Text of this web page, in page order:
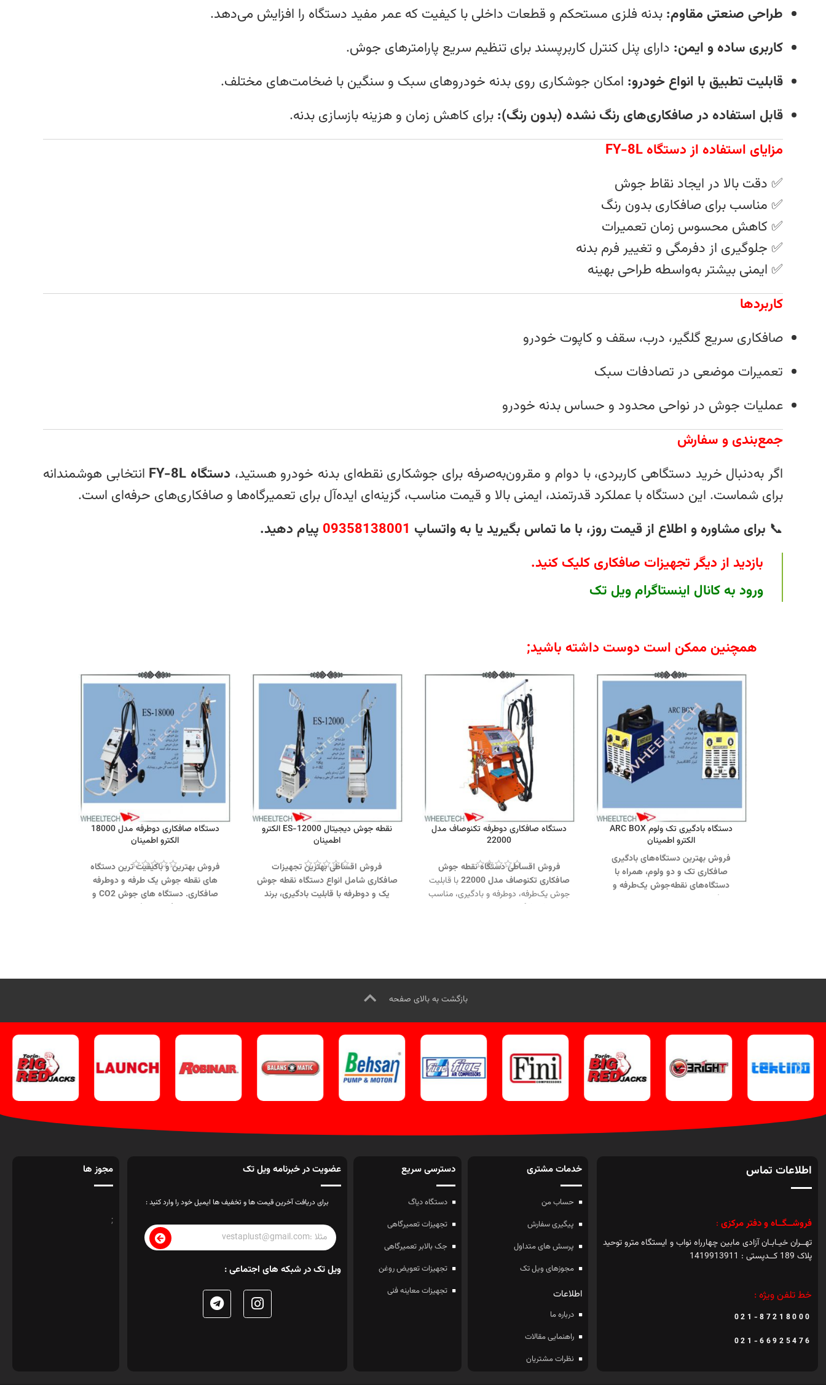
طراحی صنعتی مقاوم: بدنه فلزی مستحکم و قطعات داخلی با کیفیت که عمر مفید دستگاه را افزایش می‌دهد.
کاربری ساده و ایمن: دارای پنل کنترل کاربرپسند برای تنظیم سریع پارامترهای جوش.
قابلیت تطبیق با انواع خودرو: امکان جوشکاری روی بدنه‌ خودروهای سبک و سنگین با ضخامت‌های مختلف.
قابل استفاده در صافکاری‌های رنگ نشده (بدون رنگ): برای کاهش زمان و هزینه بازسازی بدنه.
مزایای استفاده از دستگاه FY-8L
✅ دقت بالا در ایجاد نقاط جوش
✅ مناسب برای صافکاری بدون رنگ
✅ کاهش محسوس زمان تعمیرات
✅ جلوگیری از دفرمگی و تغییر فرم بدنه
✅ ایمنی بیشتر به‌واسطه طراحی بهینه
کاربردها
صافکاری سریع گلگیر، درب، سقف و کاپوت خودرو
تعمیرات موضعی در تصادفات سبک
عملیات جوش در نواحی محدود و حساس بدنه خودرو
جمع‌بندی و سفارش
اگر به‌دنبال خرید دستگاهی کاربردی، با دوام و مقرون‌به‌صرفه برای جوشکاری نقطه‌ای بدنه خودرو هستید، دستگاه FY-8L
انتخابی هوشمندانه
برای شماست. این دستگاه با عملکرد قدرتمند، ایمنی بالا و قیمت مناسب، گزینه‌ای ایده‌آل برای تعمیرگاه‌ها و صافکاری‌های حرفه‌ای است.
📞 برای مشاوره و اطلاع از قیمت روز، با ما تماس بگیرید یا به واتساپ 09358138001 پیام دهید.
بازدید از دیگر تجهیزات صافکاری کلیک کنید.
ورود به کانال اینستاگرام ویل تک
همچنین ممکن است دوست داشته باشید;
دستگاه بادگیری تک ولوم ARC BOX
الکترو اطمینان
فروش بهترین دستگاه‌های بادگیری
صافکاری تک و دو ولوم، همراه با
دستگاه‌های نقطه‌جوش یک‌طرفه و
دوطرفه از برند معتبر الکترو اطمینان، با
تک کلیک کنید.
دستگاه صافکاری دوطرفه تکنوصاف مدل
22000
فروش اقساطی دستگاه نقطه جوش
صافکاری تکنوصاف مدل 22000
با قابلیت
جوش یک‌طرفه، دوطرفه و بادگیری، مناسب
ترمیم فرورفتگی بدنه خودرو.
نقطه جوش دیجیتال ES-12000 الکترو
اطمینان
فروش اقساطی بهترین تجهیزات
صافکاری شامل انواع دستگاه‌ نقطه جوش
یک‌ و دوطرفه با قابلیت بادگیری، برند
کنید.
دستگاه صافکاری دوطرفه مدل 18000
الکترو اطمینان
فروش بهترین و باکیفیت‌ ترین دستگاه‌
های نقطه جوش یک‌ طرفه و دوطرفه
صافکاری. دستگاه‌ های جوش CO2 و
سیستم‌های بادگیری حرفه‌ای ساخت برند
تجهیزات صافکاری کلیک کنید.کانال
بازگشت به بالای صفحه
اطلاعات تماس
فروشــگــاه و دفتر مرکزی :
تهــران خیـابـان آزادی مابین چهارراه نواب و ایستگاه مترو توحید
پلاک 189 کــدپستی : 1419913911
خط تلفن ویژه :
021-87218000
021-66925476
خدمات مشتری
حساب من
پیگیری سفارش
پرسش های متداول
مجوزهای ویل تک
اطلاعات
درباره ما
راهنمایی مقالات
نظرات مشتریان
دسترسی سریع
دستگاه دیاگ
تجهیزات تعمیرگاهی
جک بالابر تعمیرگاهی
تجهیزات تعویض روغن
تجهیزات معاینه فنی
عضویت در خبرنامه ویل تک
برای دریافت آخرین قیمت ها و تخفیف ها ایمیل خود را وارد کنید :
ویل تک در شبکه های اجتماعی :
مجوز ها
;